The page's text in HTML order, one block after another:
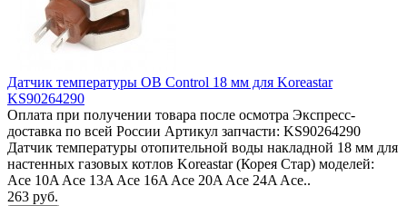
Датчик температуры ОВ Control 18 мм для Koreastar
KS90264290
Оплата при получении товара после осмотра Экспресс-
доставка по всей России Артикул запчасти: KS90264290
Датчик температуры отопительной воды накладной 18 мм для
настенных газовых котлов Koreastar (Корея Стар) моделей:
Ace 10A Ace 13A Ace 16A Ace 20A Ace 24A Ace..
263 руб.